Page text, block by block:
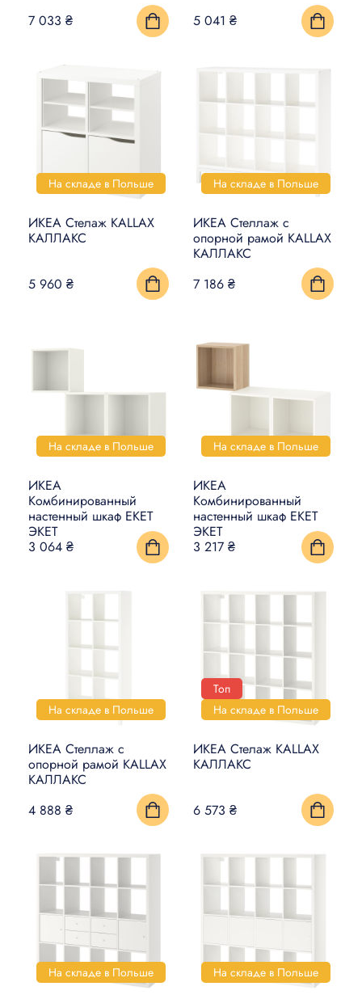
7 033 ₴
5 041 ₴
На складе в Польше
ИКЕА Стелаж KALLAX
КАЛЛАКС
5 960 ₴
На складе в Польше
ИКЕА Стеллаж с
опорной рамой KALLAX
КАЛЛАКС
7 186 ₴
На складе в Польше
ИКЕА
Комбинированный
настенный шкаф EKET
ЭКЕТ
3 064 ₴
На складе в Польше
ИКЕА
Комбинированный
настенный шкаф EKET
ЭКЕТ
3 217 ₴
На складе в Польше
ИКЕА Стеллаж с
опорной рамой KALLAX
КАЛЛАКС
4 888 ₴
Топ
На складе в Польше
ИКЕА Стелаж KALLAX
КАЛЛАКС
6 573 ₴
На складе в Польше На складе в Польше